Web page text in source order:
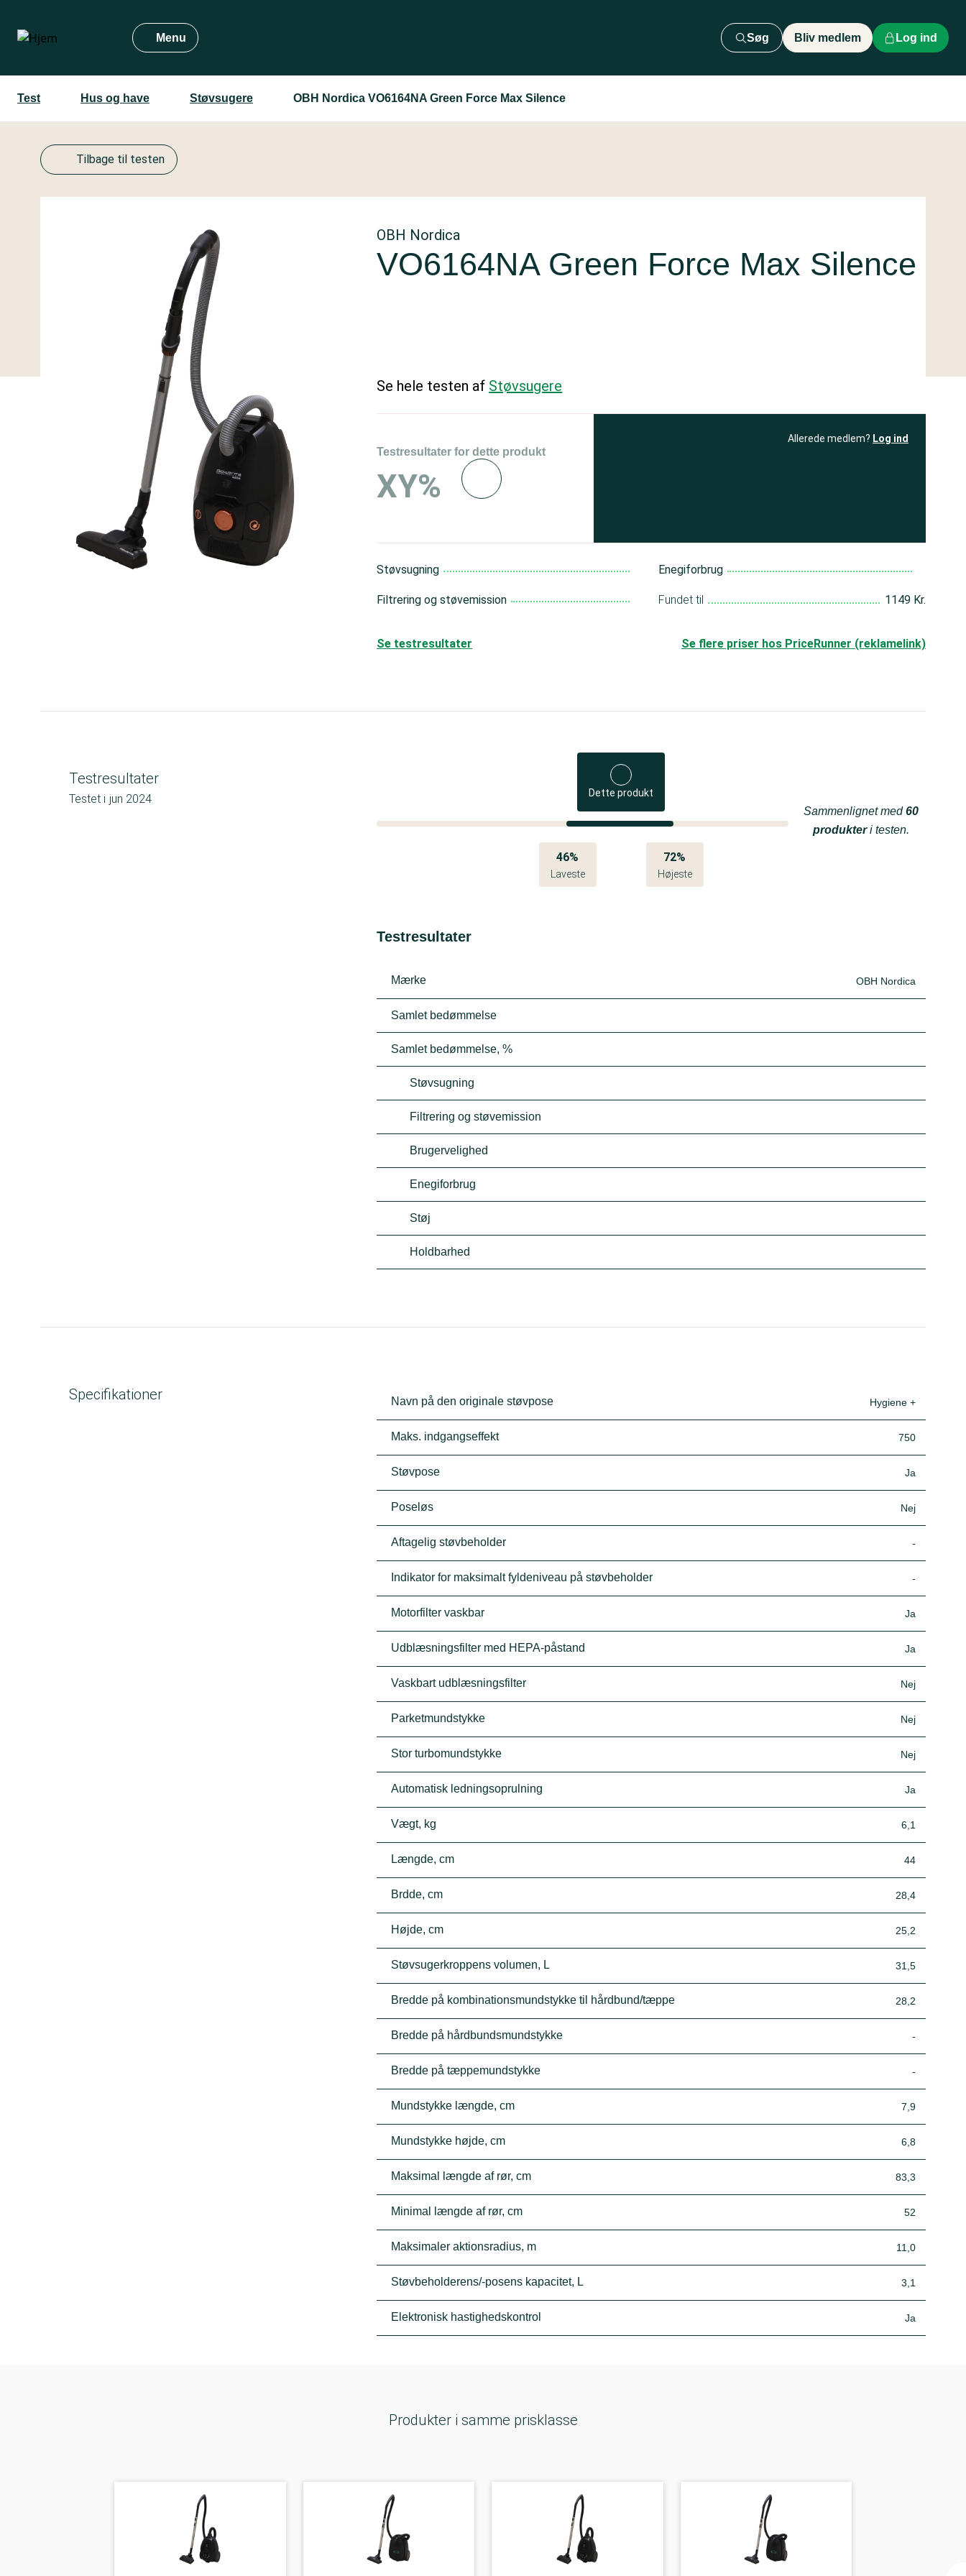
hovedindhold
Menu Søg Bliv medlem Log ind
Test Hus og have Støvsugere OBH Nordica VO6164NA Green Force Max Silence
Tilbage til testen
OBH Nordica
VO6164NA Green Force Max Silence
Se hele testen af Støvsugere
Testresultater for dette produkt
XY%
Allerede medlem? Log ind
Støvsugning
Filtrering og støvemission
Enegiforbrug
Fundet til 1149 Kr.
Se flere priser hos PriceRunner (reklamelink)
Se testresultater
Testresultater
Testet i jun 2024 Dette produkt
46%
Laveste
72%
Højeste
Sammenlignet med60
produkteri testen.
Testresultater
Mærke OBH Nordica
Samlet bedømmelse
Samlet bedømmelse, %
Støvsugning
Filtrering og støvemission
Brugervelighed
Enegiforbrug
Støj
Holdbarhed
Specifikationer Navn på den originale støvpose Hygiene +
Maks. indgangseffekt 750
Støvpose Ja
Poseløs Nej
Aftagelig støvbeholder -
Indikator for maksimalt fyldeniveau på støvbeholder -
Motorfilter vaskbar Ja
Udblæsningsfilter med HEPA-påstand Ja
Vaskbart udblæsningsfilter Nej
Parketmundstykke Nej
Stor turbomundstykke Nej
Automatisk ledningsoprulning Ja
Vægt, kg 6,1
Længde, cm 44
Brdde, cm 28,4
Højde, cm 25,2
Støvsugerkroppens volumen, L 31,5
Bredde på kombinationsmundstykke til hårdbund/tæppe 28,2
Bredde på hårdbundsmundstykke -
Bredde på tæppemundstykke -
Mundstykke længde, cm 7,9
Mundstykke højde, cm 6,8
Maksimal længde af rør, cm 83,3
Minimal længde af rør, cm 52
Maksimaler aktionsradius, m 11,0
Støvbeholderens/-posens kapacitet, L 3,1
Elektronisk hastighedskontrol Ja
Produkter i samme prisklasse